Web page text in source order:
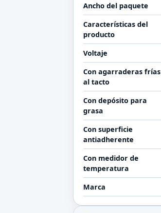
Ancho del paquete
Características del
producto
Voltaje
Con agarraderas frías
al tacto
Con depósito para
grasa
Con superficie
antiadherente
Con medidor de
temperatura
Marca